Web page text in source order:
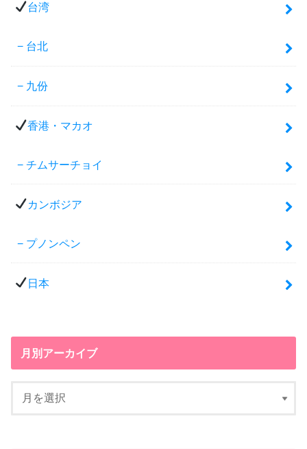
台湾
台北
九份
香港・マカオ
チムサーチョイ
カンボジア
プノンペン
日本
月別アーカイブ